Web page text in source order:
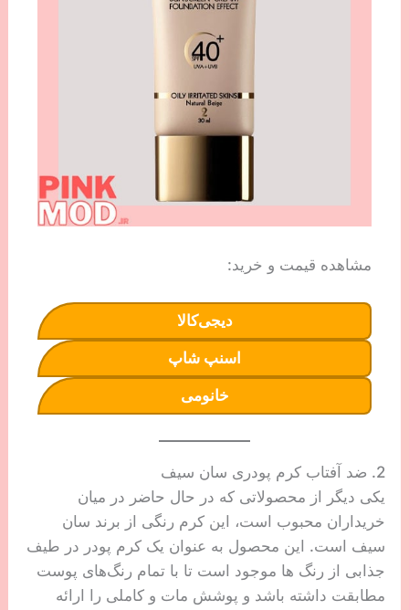
مشاهده قیمت و خرید:
دیجی‌کالا
اسنپ شاپ
خانومی
2. ضد آفتاب کرم‌ پودری سان سیف
یکی دیگر از محصولاتی که در حال حاضر در میان
خریداران محبوب است، این کرم رنگی از برند سان
سیف است. این محصول به عنوان یک کرم پودر در طیف
جذابی از رنگ ها موجود است تا با تمام رنگ‌های پوست
مطابقت داشته باشد و پوشش مات و کاملی را ارائه